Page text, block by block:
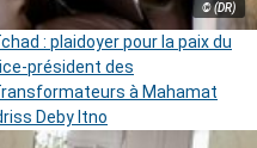
© (DR)
: plaidoyer pour la paix du
président des
à Mahamat
Deby Itno